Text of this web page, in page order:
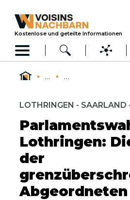
Kostenlose und geteilte Informationen
... ...
LOTHRINGEN - SAARLAND
Lothringen:
der
Abgeordneten